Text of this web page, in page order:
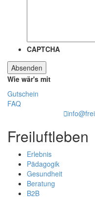
CAPTCHA
Wie wär's mit
Gutschein
FAQ
Freiluftleben
Erlebnis
Pädagogik
Gesundheit
Beratung
B2B